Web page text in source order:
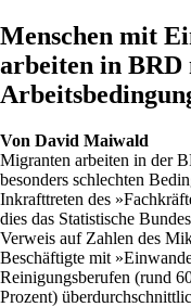
Menschen mit
arbeiten in BRD
Von David Maiwald
Migranten arbeiten in der
besonders schlechten
Inkrafttreten des
dies das Statistische
Verweis auf Zahlen des
Beschäftigte mit
Reinigungsberufen (rund
Prozent)